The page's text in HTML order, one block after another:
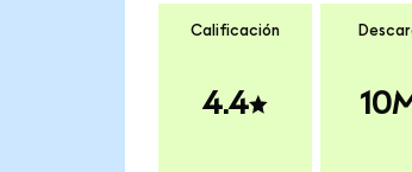
Calificación
4.4